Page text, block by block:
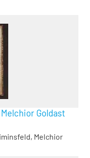
Goldast
Melchior